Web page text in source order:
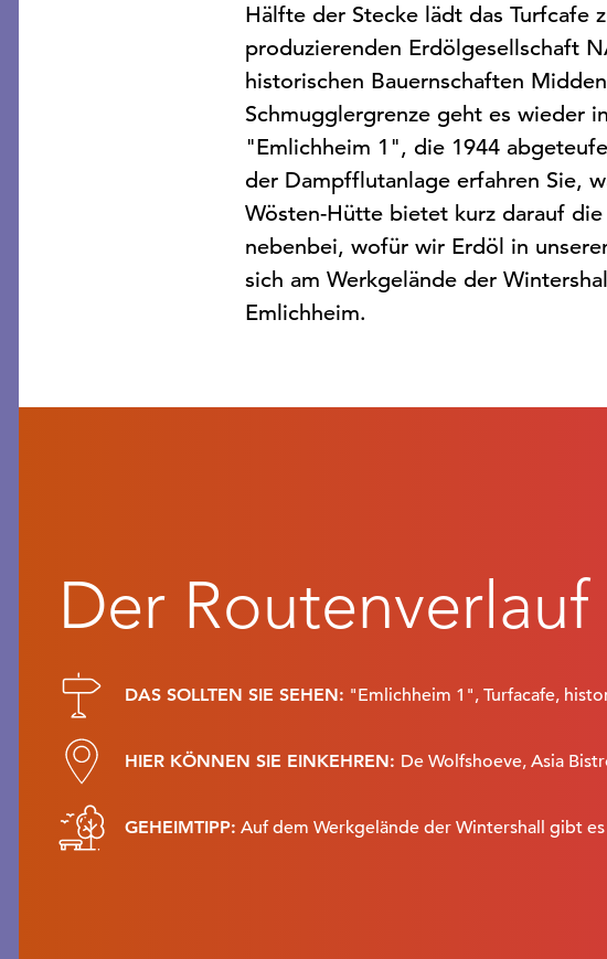
Hälfte der Stecke lädt das Turfcafe
produzierenden Erdölgesellschaft
historischen Bauernschaften
Schmugglergrenze geht es wieder
"Emlichheim 1", die 1944
der Dampfflutanlage erfahren Sie,
Wösten-Hütte bietet kurz darauf
nebenbei, wofür wir Erdöl in
sich am Werkgelände der
Emlichheim.
Der Routenverlauf
DAS SOLLTEN SIE SEHEN: "Emlichheim 1", Turfacafe,
HIER KÖNNEN SIE EINKEHREN: De Wolfshoeve, Asia
GEHEIMTIPP: Auf dem Werkgelände der Wintershall gibt